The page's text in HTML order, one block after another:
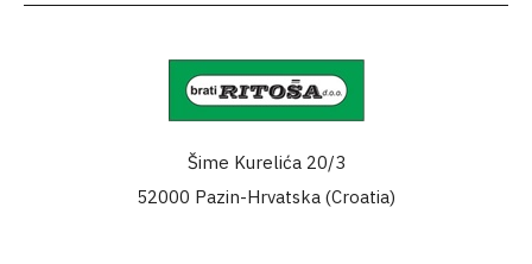
Šime Kurelića 20/3
52000 Pazin-Hrvatska (Croatia)